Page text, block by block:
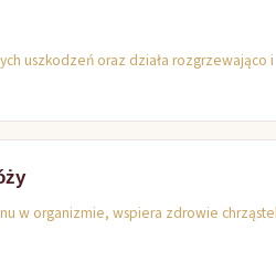
uszkodzeń oraz działa rozgrzewająco i
w organizmie, wspiera zdrowie